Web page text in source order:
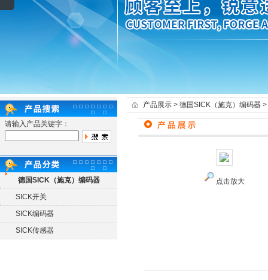
请输入产品关键字：
德国SICK（施克）编码器
SICK开关
SICK编码器
SICK传感器
产品展示 > 德国SICK（施克）编码器 >
点击放大